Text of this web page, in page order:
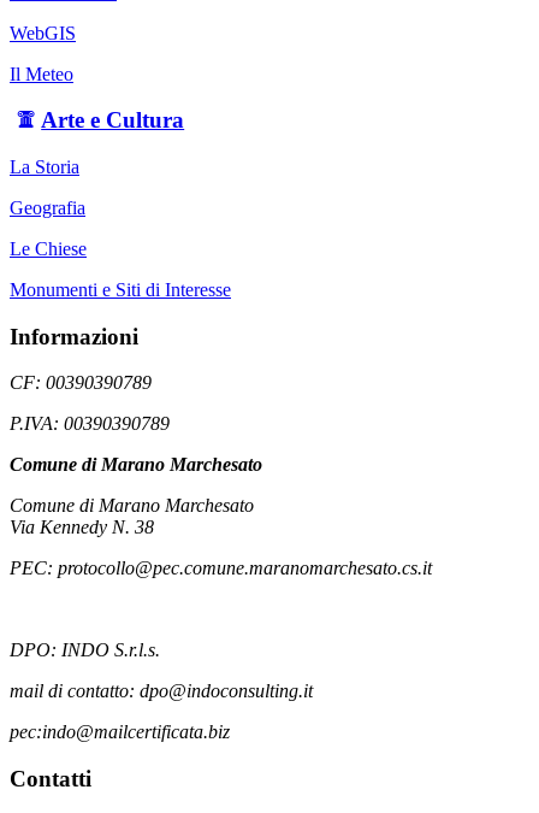
WebGIS
Il Meteo
Arte e Cultura
La Storia
Geografia
Le Chiese
Monumenti e Siti di Interesse
Informazioni
CF: 00390390789
P.IVA: 00390390789
Comune di Marano Marchesato
Comune di Marano Marchesato
Via Kennedy N. 38
PEC: protocollo@pec.comune.maranomarchesato.cs.it
DPO: INDO S.r.l.s.
mail di contatto: dpo@indoconsulting.it
pec:indo@mailcertificata.biz
Contatti